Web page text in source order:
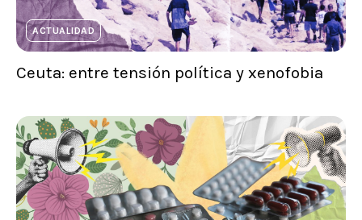
ACTUALIDAD
Ceuta: entre tensión política y xenofobia